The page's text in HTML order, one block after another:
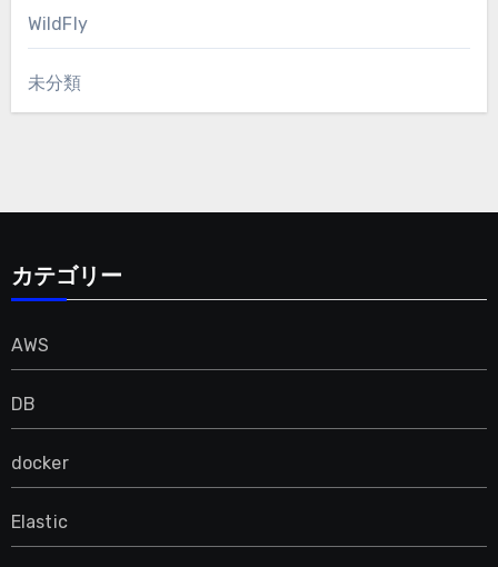
WildFly
未分類
カテゴリー
AWS
DB
docker
Elastic